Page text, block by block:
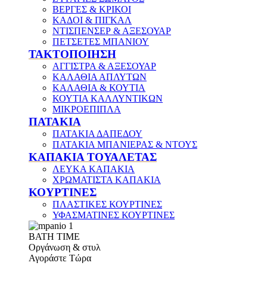
ΒΕΡΓΕΣ & ΚΡΙΚΟΙ
ΚΑΔΟΙ & ΠΙΓΚΑΛ
ΝΤΙΣΠΕΝΣΕΡ & ΑΞΕΣΟΥΑΡ
ΠΕΤΣΕΤΕΣ ΜΠΑΝΙΟΥ
ΤΑΚΤΟΠΟΙΗΣΗ
ΑΓΓΙΣΤΡΑ & ΑΞΕΣΟΥΑΡ
ΚΑΛΑΘΙΑ ΑΠΛΥΤΩΝ
ΚΑΛΑΘΙΑ & ΚΟΥΤΙΑ
ΚΟΥΤΙΑ ΚΑΛΛΥΝΤΙΚΩΝ
ΜΙΚΡΟΕΠΙΠΛΑ
ΠΑΤΑΚΙΑ
ΠΑΤΑΚΙΑ ΔΑΠΕΔΟΥ
ΠΑΤΑΚΙΑ ΜΠΑΝΙΕΡΑΣ & ΝΤΟΥΣ
ΚΑΠΑΚΙΑ ΤΟΥΑΛΕΤΑΣ
ΛΕΥΚΑ ΚΑΠΑΚΙΑ
ΧΡΩΜΑΤΙΣΤΑ ΚΑΠΑΚΙΑ
ΚΟΥΡΤΙΝΕΣ
ΠΛΑΣΤΙΚΕΣ ΚΟΥΡΤΙΝΕΣ
ΥΦΑΣΜΑΤΙΝΕΣ ΚΟΥΡΤΙΝΕΣ
ΒΑΤΗ ΤΙΜΕ
Οργάνωση & στυλ
Αγοράστε Τώρα